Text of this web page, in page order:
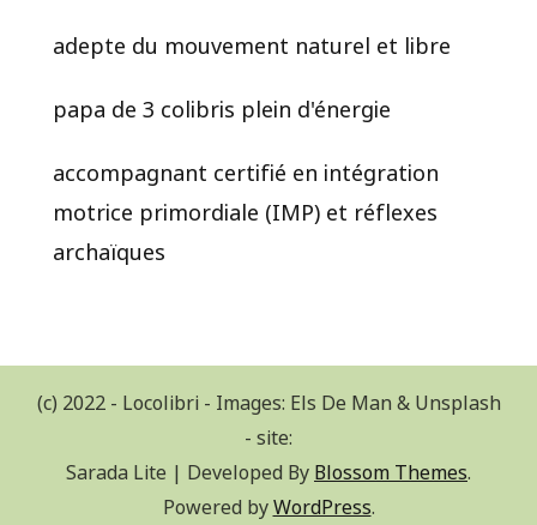
adepte du mouvement naturel et libre
papa de 3 colibris plein d'énergie
accompagnant certifié en intégration
motrice primordiale (IMP) et réflexes
archaïques
(c) 2022 - Locolibri - Images: Els De Man & Unsplash
- site:
Sarada Lite | Developed ByBlossom Themes.
Powered byWordPress.